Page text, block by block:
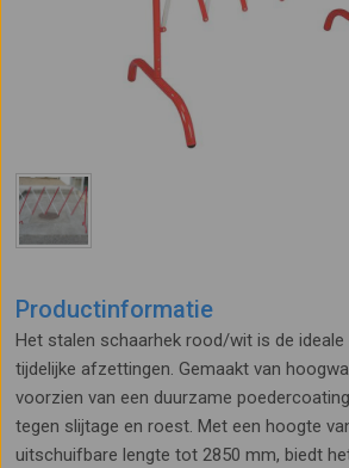
Productinformatie
Het stalen schaarhek rood/wit is de
tijdelijke afzettingen. Gemaakt van
voorzien van een duurzame
tegen slijtage en roest. Met een hoogte
uitschuifbare lengte tot 2850 mm, biedt